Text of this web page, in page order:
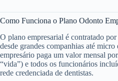
Como Funciona o Plano Odonto
O plano empresarial é contratado
desde grandes companhias até micro
empresário paga um valor mensal
“vida”) e todos os funcionários
rede credenciada de dentistas.